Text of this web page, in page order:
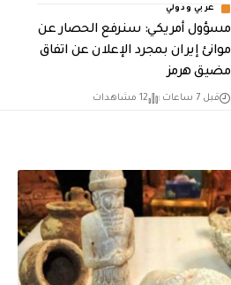
عربي ودولي
مسؤول أمريكي: سنرفع الحصار عن
موانئ إيران بمجرد الإعلان عن اتفاق
مضيق هرمز
قبل 7 ساعات 12 مشاهدات